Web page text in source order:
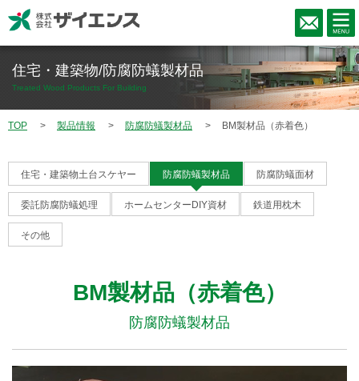
住宅・建築物/防腐防蟻製材品
Treated Wood Products For Building
TOP 製品情報 防腐防蟻製材品 BM製材品（赤着色）
住宅・建築物土台スケヤー 防腐防蟻製材品 防腐防蟻面材
委託防腐防蟻処理 ホームセンターDIY資材 鉄道用枕木
その他
BM製材品（赤着色）
防腐防蟻製材品